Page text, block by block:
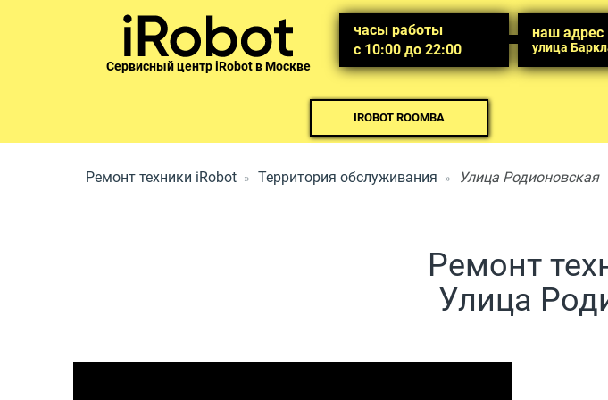
Сервисный центр iRobot в Москве
часы работы
с 10:00 до 22:00
наш адрес
улица
IROBOT ROOMBA
Ремонт техники iRobot Территория обслуживания Улица Родионовская
Ремонт
Улица